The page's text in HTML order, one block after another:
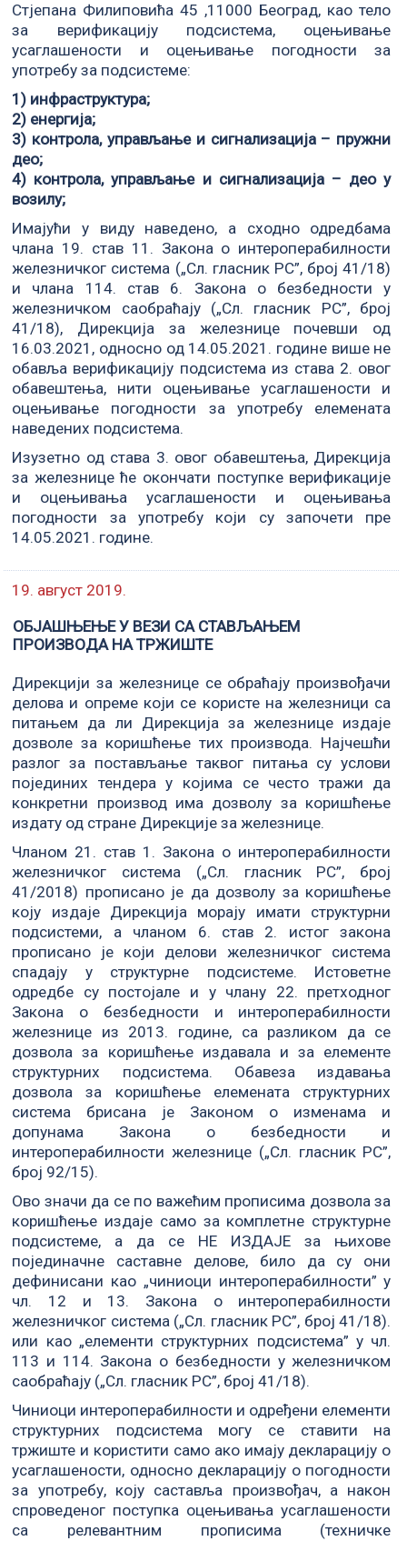
Стјепана Филиповића 45 ,11000 Београд, као тело
за верификацију подсистема, оцењивање
усаглашености и оцењивање погодности за
употребу за подсистеме:
1) инфраструктура;
2) енергија;
3) контрола, управљање и сигнализација – пружни
део;
4) контрола, управљање и сигнализација – део у
возилу;
Имајући у виду наведено, а сходно одредбама
члана 19. став 11. Закона о интероперабилности
железничког система („Сл. гласник РС”, број 41/18)
и члана 114. став 6. Закона о безбедности у
железничком саобраћају („Сл. гласник РС”, број
41/18), Дирекција за железнице почевши од
16.03.2021, односно од 14.05.2021. године више не
обавља верификацију подсистема из става 2. овог
обавештења, нити оцењивање усаглашености и
оцењивање погодности за употребу елемената
наведених подсистема.
Изузетно од става 3. овог обавештења, Дирекција
за железнице ће окончати поступке верификације
и оцењивања усаглашености и оцењивања
погодности за употребу који су започети пре
14.05.2021. године.
19. август 2019.
ОБЈАШЊЕЊЕ У ВЕЗИ СА СТАВЉАЊЕМ
ПРОИЗВОДА НА ТРЖИШТЕ
Дирекцији за железнице се обраћају произвођачи
делова и опреме који се користе на железници са
питањем да ли Дирекција за железнице издаје
дозволе за коришћење тих производа. Најчешћи
разлог за постављање таквог питања су услови
појединих тендера у којима се често тражи да
конкретни производ има дозволу за коришћење
издату од стране Дирекције за железнице.
Чланом 21. став 1. Закона о интероперабилности
железничког система („Сл. гласник РС”, број
41/2018) прописано је да дозволу за коришћење
коју издаје Дирекција морају имати структурни
подсистеми, а чланом 6. став 2. истог закона
прописано је који делови железничког система
спадају у структурне подсистеме. Истоветне
одредбе су постојале и у члану 22. претходног
Закона о безбедности и интероперабилности
железнице из 2013. године, са разликом да се
дозвола за коришћење издавала и за елементе
структурних подсистема. Обавеза издавања
дозвола за коришћење елемената структурних
система брисана је Законом о изменама и
допунама Закона о безбедности и
интероперабилности железнице („Сл. гласник РС”,
број 92/15).
Ово значи да се по важећим прописима дозвола за
коришћење издаје само за комплетне структурне
подсистеме, а да се НЕ ИЗДАЈЕ за њихове
појединачне саставне делове, било да су они
дефинисани као „чиниоци интероперабилности” у
чл. 12 и 13. Закона о интероперабилности
железничког система („Сл. гласник РС”, број 41/18).
или као „елементи структурних подсистема” у чл.
113 и 114. Закона о безбедности у железничком
саобраћају („Сл. гласник РС”, број 41/18).
Чиниоци интероперабилности и одређени елементи
структурних подсистема могу се ставити на
тржиште и користити само ако имају декларацију о
усаглашености, односно декларацију о погодности
за употребу, коју саставља произвођач, а након
спроведеног поступка оцењивања усаглашености
са релевантним прописима (техничке